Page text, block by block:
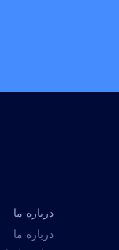
درباره ما
درباره ما